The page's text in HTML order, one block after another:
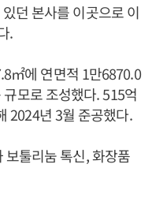
던 본사를 이곳으로 이
.
㎡에 연면적 1만6870.0
모로 조성했다. 515억
2024년 3월 준공했다.
툴리눔 톡신, 화장품